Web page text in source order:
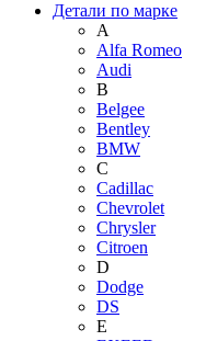
Детали по марке
A
Alfa Romeo
Audi
B
Belgee
Bentley
BMW
C
Cadillac
Chevrolet
Chrysler
Citroen
D
Dodge
DS
E